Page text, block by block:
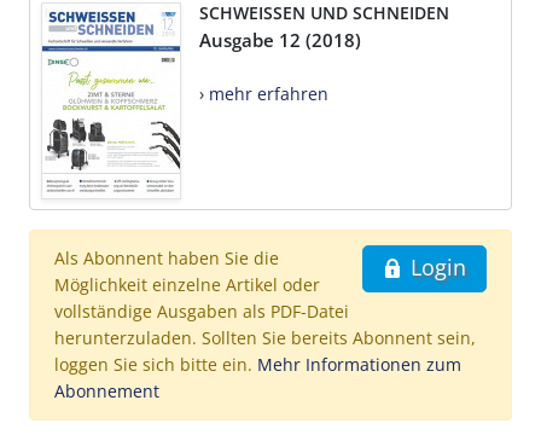
SCHWEISSEN UND SCHNEIDEN
Ausgabe 12 (2018)
› mehr erfahren
Login
Als Abonnent haben Sie die
Möglichkeit einzelne Artikel oder
vollständige Ausgaben als PDF-Datei
herunterzuladen. Sollten Sie bereits Abonnent sein,
loggen Sie sich bitte ein. Mehr Informationen zum
Abonnement